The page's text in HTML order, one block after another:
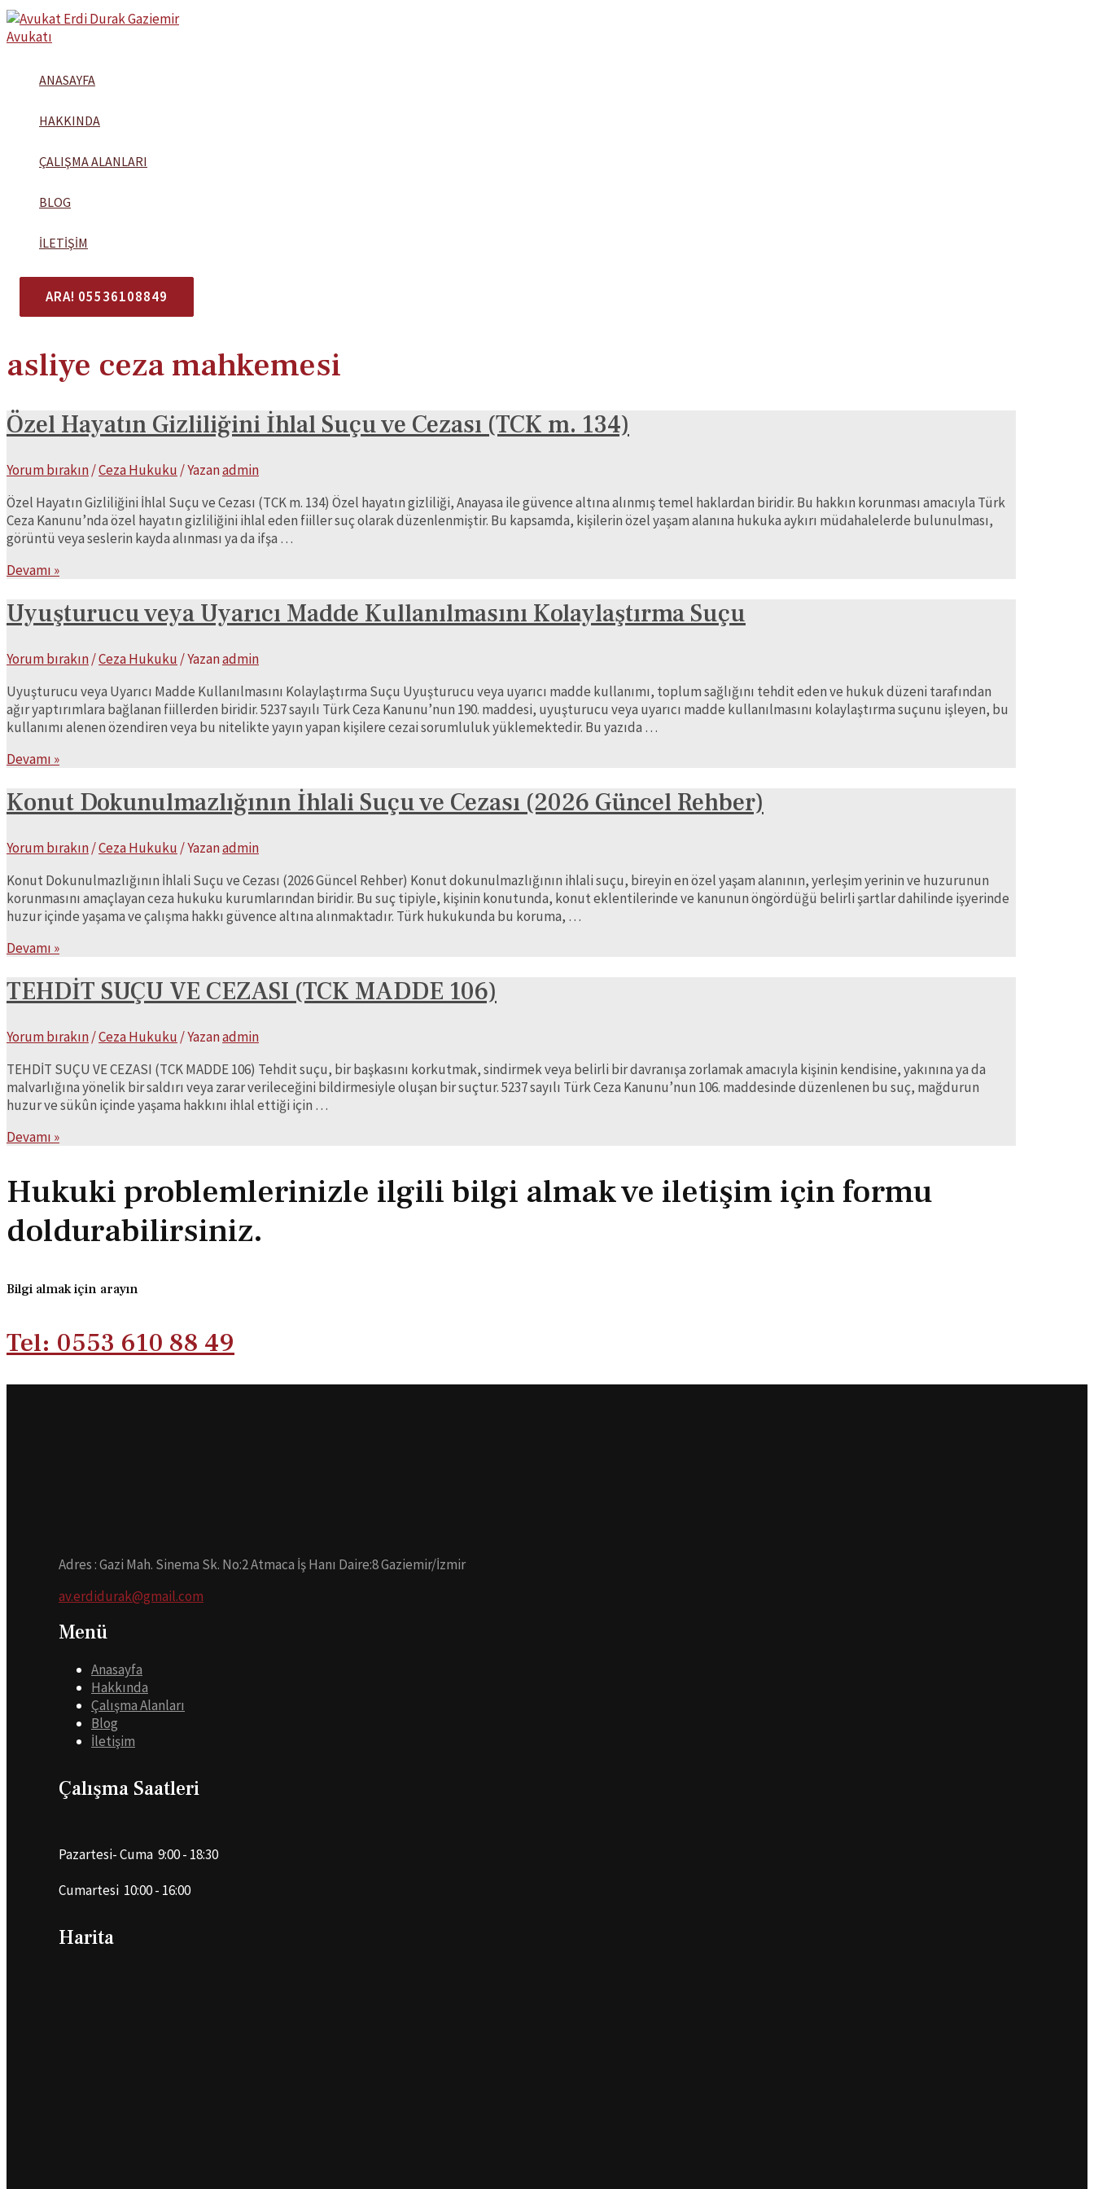
İçeriğe
atla
ANASAYFA
HAKKINDA
ÇALIŞMA ALANLARI
BLOG
İLETIŞIM
ARA! 05536108849
asliye ceza mahkemesi
Özel Hayatın Gizliliğini İhlal Suçu ve Cezası (TCK m. 134)
Yorum bırakın/Ceza Hukuku / Yazanadmin
Özel Hayatın Gizliliğini İhlal Suçu ve Cezası (TCK m. 134) Özel hayatın gizliliği, Anayasa ile güvence altına alınmış temel haklardan biridir. Bu hakkın korunması amacıyla Türk
Ceza Kanunu’nda özel hayatın gizliliğini ihlal eden fiiller suç olarak düzenlenmiştir. Bu kapsamda, kişilerin özel yaşam alanına hukuka aykırı müdahalelerde bulunulması,
görüntü veya seslerin kayda alınması ya da ifşa …
Özel
Gizliliğini
İhlal
ve
(TCK
m.
134)
Devamı »
Uyuşturucu veya Uyarıcı Madde Kullanılmasını Kolaylaştırma Suçu
Yorum bırakın/Ceza Hukuku / Yazanadmin
Uyuşturucu veya Uyarıcı Madde Kullanılmasını Kolaylaştırma Suçu Uyuşturucu veya uyarıcı madde kullanımı, toplum sağlığını tehdit eden ve hukuk düzeni tarafından
ağır yaptırımlara bağlanan fiillerden biridir. 5237 sayılı Türk Ceza Kanunu’nun 190. maddesi, uyuşturucu veya uyarıcı madde kullanılmasını kolaylaştırma suçunu işleyen, bu
kullanımı alenen özendiren veya bu nitelikte yayın yapan kişilere cezai sorumluluk yüklemektedir. Bu yazıda …
Uyuşturucu
Uyarıcı
Madde
Kolaylaştırma
Devamı »
Konut Dokunulmazlığının İhlali Suçu ve Cezası (2026 Güncel Rehber)
Yorum bırakın/Ceza Hukuku / Yazanadmin
Konut Dokunulmazlığının İhlali Suçu ve Cezası (2026 Güncel Rehber) Konut dokunulmazlığının ihlali suçu, bireyin en özel yaşam alanının, yerleşim yerinin ve huzurunun
korunmasını amaçlayan ceza hukuku kurumlarından biridir. Bu suç tipiyle, kişinin konutunda, konut eklentilerinde ve kanunun öngördüğü belirli şartlar dahilinde işyerinde
huzur içinde yaşama ve çalışma hakkı güvence altına alınmaktadır. Türk hukukunda bu koruma, …
Konut
İhlali
Suçu
Cezası
Güncel
Rehber)
Devamı »
TEHDİT SUÇU VE CEZASI (TCK MADDE 106)
Yorum bırakın/Ceza Hukuku / Yazanadmin
TEHDİT SUÇU VE CEZASI (TCK MADDE 106) Tehdit suçu, bir başkasını korkutmak, sindirmek veya belirli bir davranışa zorlamak amacıyla kişinin kendisine, yakınına ya da
malvarlığına yönelik bir saldırı veya zarar verileceğini bildirmesiyle oluşan bir suçtur. 5237 sayılı Türk Ceza Kanunu’nun 106. maddesinde düzenlenen bu suç, mağdurun
huzur ve sükûn içinde yaşama hakkını ihlal ettiği için …
TEHDİT
CEZASI
(TCK
MADDE
106)
Devamı »
Hukuki problemlerinizle ilgili bilgi almak ve iletişim için formu
doldurabilirsiniz.
Bilgi almak için arayın
Tel: 0553 610 88 49
Adres : Gazi Mah. Sinema Sk. No:2 Atmaca İş Hanı Daire:8 Gaziemir/İzmir
av.erdidurak@gmail.com
Menü
Anasayfa
Hakkında
Çalışma Alanları
Blog
İletişim
Çalışma Saatleri
Pazartesi- Cuma 9:00 - 18:30
Cumartesi 10:00 - 16:00
Harita